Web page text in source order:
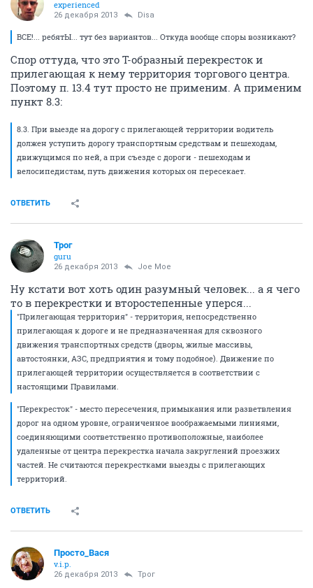
experienced
26 декабря 2013 Disa
ВСЕ!... ребятЫ... тут без вариантов... Откуда вообще споры возникают?
Спор оттуда, что это Т-образный перекресток и
прилегающая к нему территория торгового центра.
Поэтому п. 13.4 тут просто не применим. А применим
пункт 8.3:
8.3. При выезде на дорогу с прилегающей территории водитель
должен уступить дорогу транспортным средствам и пешеходам,
движущимся по ней, а при съезде с дороги - пешеходам и
велосипедистам, путь движения которых он пересекает.
ОТВЕТИТЬ
Трог
guru
26 декабря 2013 Joe Moe
Ну кстати вот хоть один разумный человек... а я чего
то в перекрестки и второстепенные уперся...
"Прилегающая территория" - территория, непосредственно
прилегающая к дороге и не предназначенная для сквозного
движения транспортных средств (дворы, жилые массивы,
автостоянки, АЗС, предприятия и тому подобное). Движение по
прилегающей территории осуществляется в соответствии с
настоящими Правилами.
"Перекресток" - место пересечения, примыкания или разветвления
дорог на одном уровне, ограниченное воображаемыми линиями,
соединяющими соответственно противоположные, наиболее
удаленные от центра перекрестка начала закруглений проезжих
частей. Не считаются перекрестками выезды с прилегающих
территорий.
ОТВЕТИТЬ
Просто_Вася
v.i.p.
26 декабря 2013 Трог